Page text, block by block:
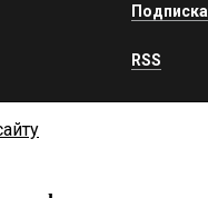
Подписка
RSS